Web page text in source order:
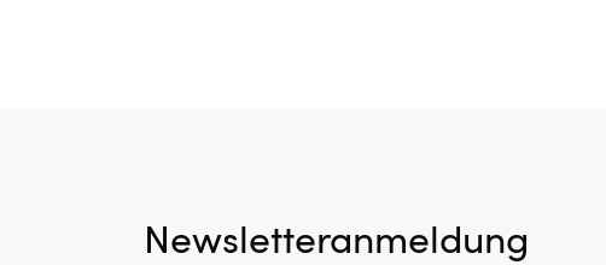
Newsletteranmeldung